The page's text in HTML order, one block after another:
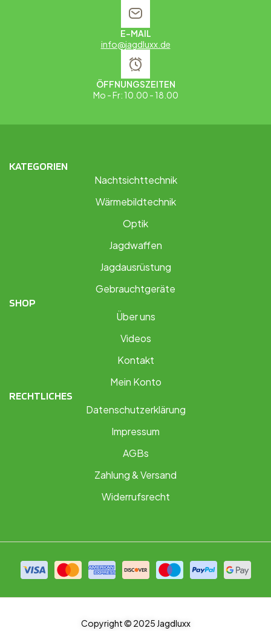
E-MAIL
info@jagdluxx.de
ÖFFNUNGSZEITEN
Mo - Fr: 10.00 - 18.00
KATEGORIEN
Nachtsichttechnik
Wärmebildtechnik
Optik
Jagdwaffen
Jagdausrüstung
Gebrauchtgeräte
SHOP
Über uns
Videos
Kontakt
Mein Konto
RECHTLICHES
Datenschutzerklärung
Impressum
AGBs
Zahlung & Versand
Widerrufsrecht
Copyright © 2025 Jagdluxx